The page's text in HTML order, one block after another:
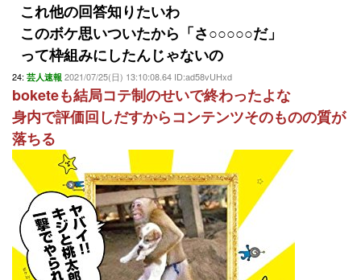
これ他の回答知りたいわ
このボケ思いついたから「さ○○○○○だ」
って枠組みにしたんじゃないの
24: 芸人速報 2021/07/25(日) 13:10:08.64 ID:ad58vUHxd
boketeも結局コテ制のせいで終わったよな
身内で評価回しだすからコンテンツそのものの質が
落ちる